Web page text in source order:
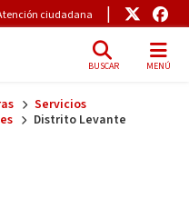
ciudadana Enlace
BUSCAR MENÚ
Servicios
Distrito Levante